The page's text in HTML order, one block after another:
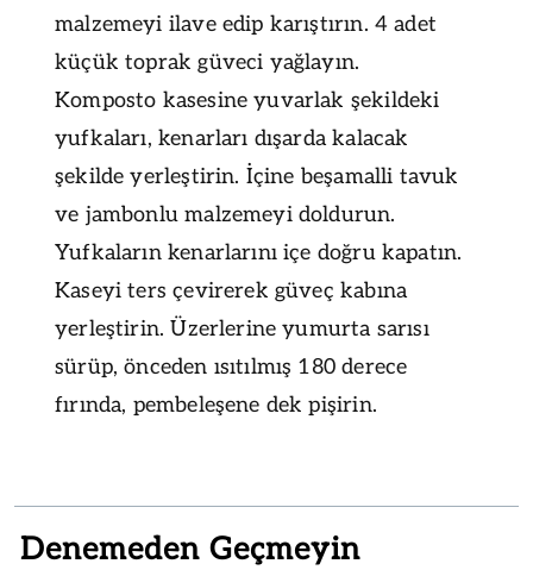
malzemeyi ilave edip karıştırın. 4 adet
küçük toprak güveci yağlayın.
Komposto kasesine yuvarlak şekildeki
yufkaları, kenarları dışarda kalacak
şekilde yerleştirin. İçine beşamalli tavuk
ve jambonlu malzemeyi doldurun.
Yufkaların kenarlarını içe doğru kapatın.
Kaseyi ters çevirerek güveç kabına
yerleştirin. Üzerlerine yumurta sarısı
sürüp, önceden ısıtılmış 180 derece
fırında, pembeleşene dek pişirin.
Denemeden Geçmeyin